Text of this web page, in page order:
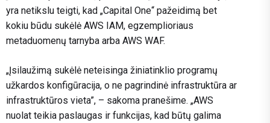
yra netikslu teigti, kad „Capital One“ pažeidimą bet
kokiu būdu sukėlė AWS IAM, egzemplioriaus
metaduomenų tarnyba arba AWS WAF.
„Įsilaužimą sukėlė neteisinga žiniatinklio programų
užkardos konfigūracija, o ne pagrindinė infrastruktūra ar
infrastruktūros vieta”, – sakoma pranešime. „AWS
nuolat teikia paslaugas ir funkcijas, kad būtų galima